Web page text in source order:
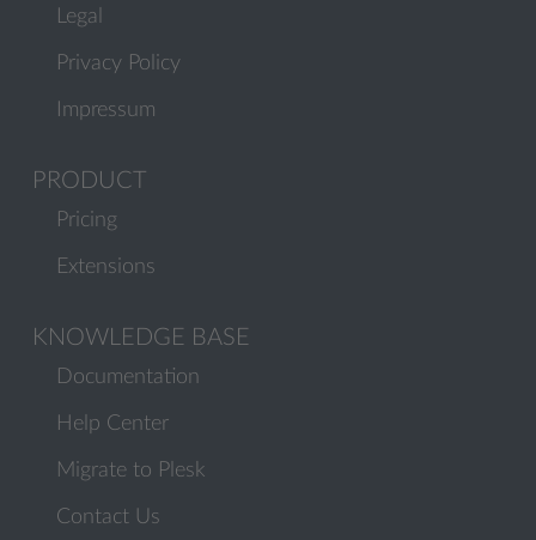
Legal
Privacy Policy
Impressum
PRODUCT
Pricing
Extensions
KNOWLEDGE BASE
Documentation
Help Center
Migrate to Plesk
Contact Us